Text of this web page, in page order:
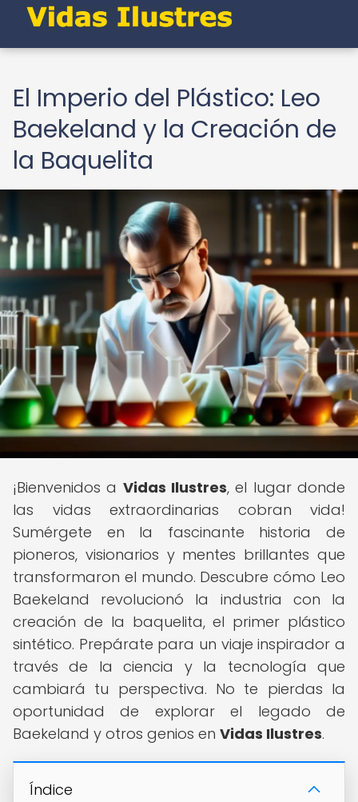
El Imperio del Plástico: Leo
Baekeland y la Creación de
la Baquelita
¡Bienvenidos a Vidas Ilustres, el lugar donde
las vidas extraordinarias cobran vida!
Sumérgete en la fascinante historia de
pioneros, visionarios y mentes brillantes que
transformaron el mundo. Descubre cómo Leo
Baekeland revolucionó la industria con la
creación de la baquelita, el primer plástico
sintético. Prepárate para un viaje inspirador a
través de la ciencia y la tecnología que
cambiará tu perspectiva. No te pierdas la
oportunidad de explorar el legado de
Baekeland y otros genios en Vidas Ilustres.
Índice